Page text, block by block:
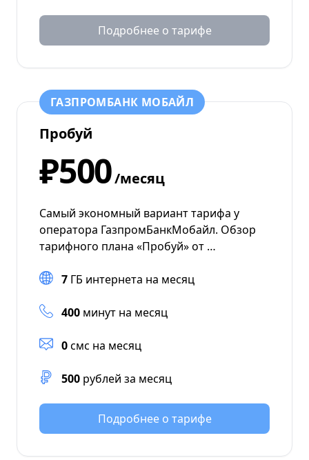
Подробнее о тарифе
ГАЗПРОМБАНК МОБАЙЛ
Пробуй
₽500/месяц
Самый экономный вариант тарифа у
оператора ГазпромБанкМобайл. Обзор
тарифного плана «Пробуй» от …
7 ГБ интернета на месяц
400 минут на месяц
0смс на месяц
500 рублей за месяц
Подробнее о тарифе